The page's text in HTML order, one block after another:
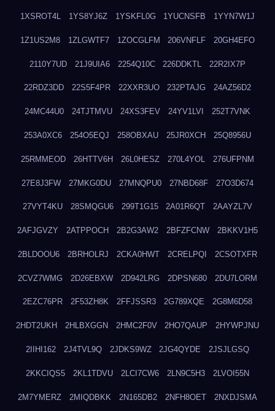
1XSROT4L 1YS8YJ6Z 1YSKFL0G 1YUCNSFB 1YYN7W1J
1Z1US2M8 1ZLGWTF7 1ZOCGLFM 206VNFLF 20GH4EFO
2110Y7UD 21J9UIA6 2254Q10C 226DDKTL 22R2IX7P
22RDZ3DD 22S5F4PR 22XXR3UO 232PTAJG 24AZ56D2
24MC44U0 24TJTMVU 24XS3FEV 24YV1LVI 252T7VNK
253A0XC6 254O5EQJ 258OBXAU 25JR0XCH 25Q8956U
25RMMEOD 26HTTV6H 26L0HESZ 270L4YOL 276UFPNM
27E8J3FW 27MKG0DU 27MNQPU0 27NBD68F 27O3D674
27VYT4KU 28SMQGU6 299T1G15 2A01R6QT 2AAYZL7V
2AFJGVZY 2ATPPOCH 2B2G3AW2 2BFZFCNW 2BKKV1H5
2BLDOOU6 2BRHOLRJ 2CKA0HWT 2CRELPQI 2CSOTXFR
2CVZ7WMG 2D26EBXW 2D942LRG 2DPSN680 2DU7LORM
2EZC76PR 2F53ZH8K 2FFJSSR3 2G789XQE 2G8M6D58
2HDT2UKH 2HLBXGGN 2HMC2F0V 2HO7QAUP 2HYWPJNU
2IIHI162 2J4TVL9Q 2JDKS9WZ 2JG4QYDE 2JSJLGSQ
2KKCIQS5 2KL1TDVU 2LCI7CW6 2LN9C5H3 2LVOI55N
2M7YMERZ 2MIQDBKK 2N165DB2 2NFH8OET 2NXDJSMA